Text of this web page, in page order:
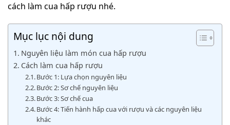
cách làm cua hấp rượu nhé.
Mục lục nội dung
Nguyên liệu làm món cua hấp rượu
Cách làm cua hấp rượu
Bước 1: Lựa chọn nguyên liệu
Bước 2: Sơ chế nguyên liệu
Bước 3: Sơ chế cua
Bước 4: Tiến hành hấp cua với rượu và các nguyên liệu
khác